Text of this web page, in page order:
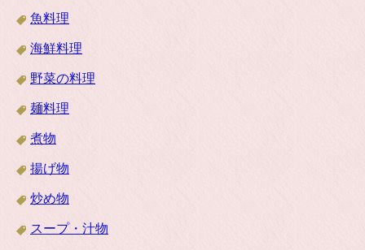
魚料理
海鮮料理
野菜の料理
麺料理
煮物
揚げ物
炒め物
スープ・汁物